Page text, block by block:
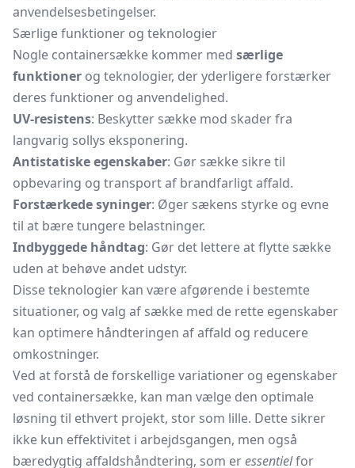
anvendelsesbetingelser.
Særlige funktioner og teknologier
Nogle containersække kommer med særlige
funktioner og teknologier, der yderligere forstærker
deres funktioner og anvendelighed.
UV-resistens: Beskytter sække mod skader fra
langvarig sollys eksponering.
Antistatiske egenskaber: Gør sække sikre til
opbevaring og transport af brandfarligt affald.
Forstærkede syninger: Øger sækens styrke og evne
til at bære tungere belastninger.
Indbyggede håndtag: Gør det lettere at flytte sække
uden at behøve andet udstyr.
Disse teknologier kan være afgørende i bestemte
situationer, og valg af sække med de rette egenskaber
kan optimere håndteringen af affald og reducere
omkostninger.
Ved at forstå de forskellige variationer og egenskaber
ved containersække, kan man vælge den optimale
løsning til ethvert projekt, stor som lille. Dette sikrer
ikke kun effektivitet i arbejdsgangen, men også
bæredygtig affaldshåndtering, som eressentielfor